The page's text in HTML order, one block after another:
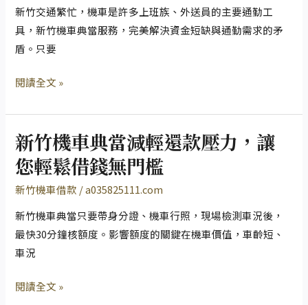
鬆
應
對
活
銷​
新竹交通繁忙，機車是許多上班族、外送員的主要通勤工
具，新竹機車典當服務，完美解決資金短缺與通勤需求的矛
盾。只要
典
當
審
流
便，
通
勤
出
行
不
受
閱讀全文 »
新竹機車典當減輕還款壓力，讓
您輕鬆借錢無門檻
新竹機車借款 /a035825111.com
新竹機車典當只要帶身分證、機車行照，現場檢測車況後，
最快30分鐘核額度。影響額度的關鍵在機車價值，車齡短、
車況
新
竹
機
車
典
當
減
還
閱讀全文 »